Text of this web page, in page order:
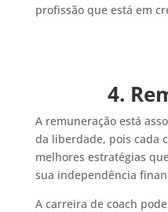
profissão que está em
4.
A remuneração está
da liberdade, pois cada
melhores estratégias
sua independência
A carreira de coach